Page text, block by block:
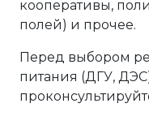
кооперативы,
полей) и прочее.
Перед выбором
питания (ДГУ,